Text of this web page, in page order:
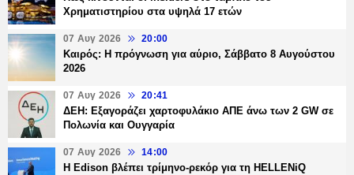
Χρηματιστηρίου στα υψηλά 17 ετών
07 Αυγ 2026 20:00
Καιρός: Η πρόγνωση για αύριο, Σάββατο 8 Αυγούστου
2026
07 Αυγ 2026 20:41
ΔΕΗ: Εξαγοράζει χαρτοφυλάκιο ΑΠΕ άνω των 2 GW σε
Πολωνία και Ουγγαρία
07 Αυγ 2026 14:00
Η Edison βλέπει τρίμηνο-ρεκόρ για τη HELLENiQ